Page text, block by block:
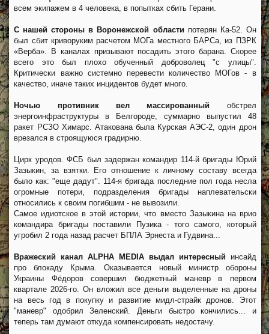
всем экипажем в 4 человека, в попытках сбить Герани.
С нашей стороны в Воронежской области потерян Ка-52. Он
был сбит криворуким расчетом МОГа местного БАРСа, из ПЗРК
«Верба». В каналах призывают посадить этого барана. Скорее
всего это был плохо обученный доброволец "с улицы".
Критически важно системно перевести количество МОГов - в
качество, иначе таких инцидентов будет много.
Ночью противник вел массированный обстрел
энергоинфраструктуры в Белгороде, суммарно выпустил 48
ракет РСЗО Химарс. Атакована была Курская АЭС-2, один дрон
врезался в строящуюся градирню.
Цирк уродов. ФСБ был задержан командир 114-й бригады Юрий
Зазыкин, за взятки. Его отношение к личному составу всегда
было как: "еще дадут". 114-я бригада последние пол года несла
огромные потери, подразделения бригады наплевательски
относились к своим погибшим - не вывозили.
Самое идиотское в этой истории, что вместо Зазыкина на врио
командира бригады поставили Пузика - того самого, который
угробил 2 года назад расчет БПЛА Эрнеста и Гудвина...
Вражеский канал ALPHA MEDIA выдал интересный инсайд
про блокаду Крыма. Оказывается новый министр обороны
Украины Фёдоров совершил бюджетный маневр в первом
квартале 2026-го. Он вложил все деньги выделенные на дроны
на весь год в покупку и развитие мидл-страйк дронов. Этот
"маневр" одобрил Зеленский. Деньги быстро кончились... и
теперь там думают откуда компенсировать недостачу.